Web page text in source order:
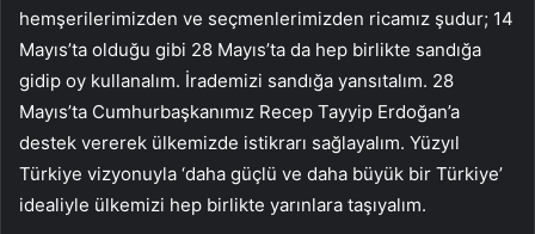
hemşerilerimizden ve seçmenlerimizden ricamız şudur; 14
Mayıs’ta olduğu gibi 28 Mayıs’ta da hep birlikte sandığa
gidip oy kullanalım. İrademizi sandığa yansıtalım. 28
Mayıs’ta Cumhurbaşkanımız Recep Tayyip Erdoğan’a
destek vererek ülkemizde istikrarı sağlayalım. Yüzyıl
Türkiye vizyonuyla ‘daha güçlü ve daha büyük bir Türkiye’
idealiyle ülkemizi hep birlikte yarınlara taşıyalım.